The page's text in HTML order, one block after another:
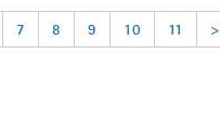
7 8 9 10 11 >